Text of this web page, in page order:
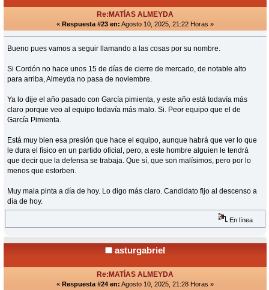
Re:MATÍAS ALMEYDA
« Respuesta #23 en: Agosto 10, 2025, 21:22 Horas »
Bueno pues vamos a seguir llamando a las cosas por su nombre.
Si Cordón no hace unos 15 de días de cierre de mercado, de notable alto
para arriba, Almeyda no pasa de noviembre.
Ya lo dije el año pasado con García pimienta, y este año está todavía más
claro porque veo al equipo todavía más malo. Si. Peor equipo que el de
García Pimienta.
Está muy bien esa presión que hace el equipo, aunque habrá que ver lo que
le dura el físico en un partido oficial, pero, a este hombre alguien le tendrá
que decir que la defensa se trabaja. Que sí, que son malísimos, pero por lo
menos que estorben.
Muy mala pinta a día de hoy. Lo digo más claro. Candidato fijo al descenso a
día de hoy.
En línea
asturgabriel
Re:MATÍAS ALMEYDA
« Respuesta #24 en: Agosto 10, 2025, 21:28 Horas »